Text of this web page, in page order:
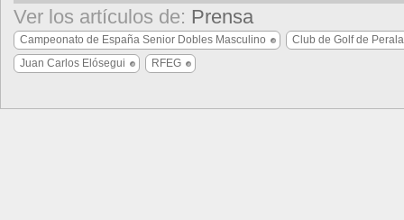
Ver los artículos de: Prensa
Campeonato de España Senior Dobles Masculino
Club de Golf de
Juan Carlos Elósegui
RFEG